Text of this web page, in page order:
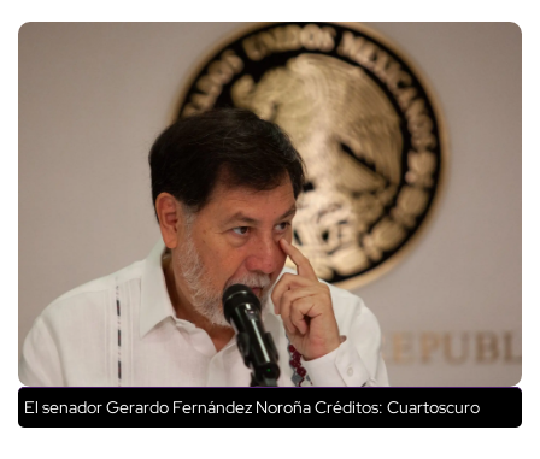
El senador Gerardo Fernández NoroñaCréditos: Cuartoscuro